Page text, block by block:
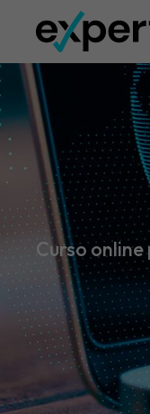
Curso online